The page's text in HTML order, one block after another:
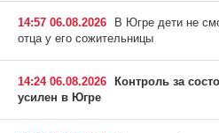
14:57 06.08.2026
В Югре дети не
отца у его сожительницы
14:24 06.08.2026
Контроль за
усилен в Югре